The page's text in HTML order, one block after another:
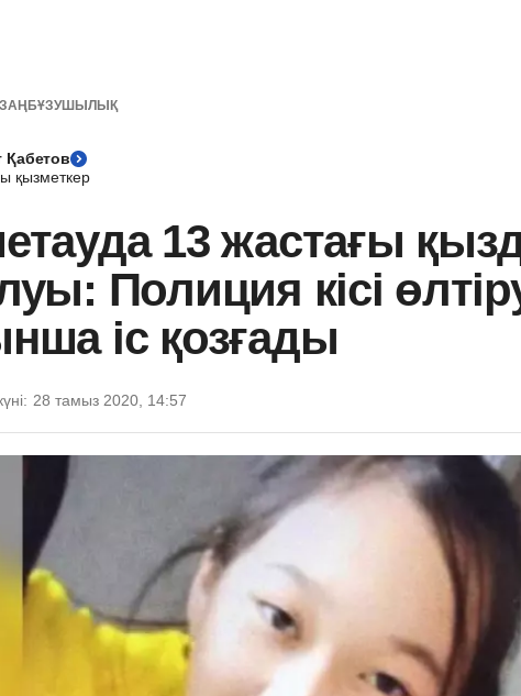
ЗАҢБҰЗУШЫЛЫҚ
Қабетов
қызметкер
13 жастағы
Полиция кісі
іс қозғады
28 тамыз 2020, 14:57